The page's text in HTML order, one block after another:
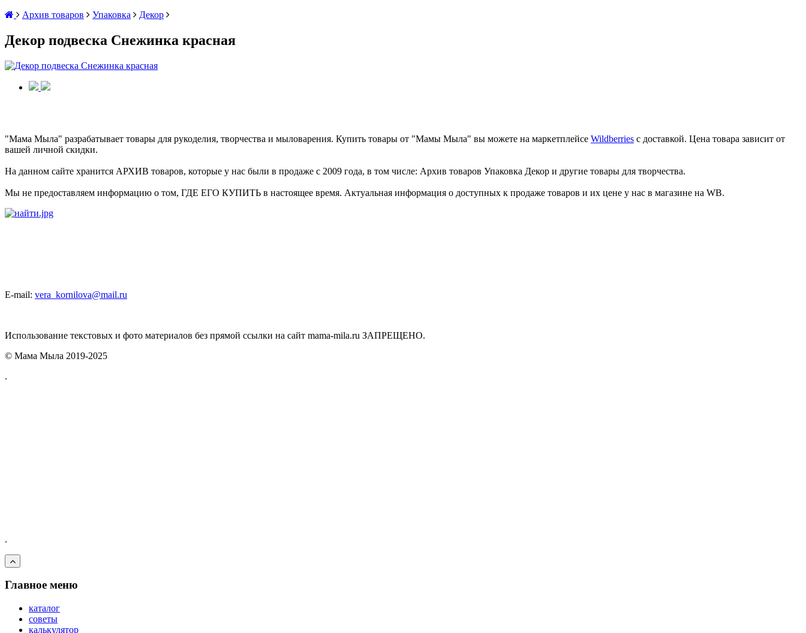
Архив товаров
Упаковка Декор
Декор подвеска Снежинка красная
"Мама Мыла" разрабатывает товары для рукоделия, творчества и мыловарения. Купить товары от "Мамы Мыла" вы можете на маркетплейсе Wildberries с доставкой. Цена товара зависит от
вашей личной скидки.
На данном сайте хранится АРХИВ товаров, которые у нас были в продаже с 2009 года, в том числе: Архив товаров Упаковка Декор и другие товары для творчества.
Мы не предоставляем информацию о том, ГДЕ ЕГО КУПИТЬ в настоящее время. Актуальная информация о доступных к продаже товаров и их цене у нас в магазине на WB.
E-mail: vera_kornilova@mail.ru
Использование текстовых и фото материалов без прямой ссылки на сайт mama-mila.ru ЗАПРЕЩЕНО.
© Мама Мыла 2019-2025
.
.
Главное меню
каталог
советы
калькулятор